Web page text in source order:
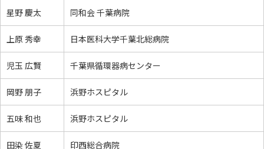
星野 慶太 同和会 千葉病院
上原 秀幸 日本医科大学千葉北総病院
児玉 広賢 千葉県循環器病センター
岡野 朋子 浜野ホスピタル
五味 和也 浜野ホスピタル
田染 佐夏 印西総合病院